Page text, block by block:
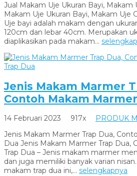
Jual Makam Uje Ukuran Bayi, Makam
Makam Uje Ukuran Bayi, Makam Uje
Uje bayi adalah makam dengan
120cm dan lebar 40cm. Merupakan
diaplikasikan pada makam...
Jenis Makam Marmer
Contoh Makam
14 Februari 2023 917x
PRODUK
Jenis Makam Marmer Trap Dua,
Dua Jenis Makam Marmer Trap Dua,
Trap Dua – Jenis makam marmer
dan juga memiliki banyak varian
makam trap dua ini,... selengkapnya